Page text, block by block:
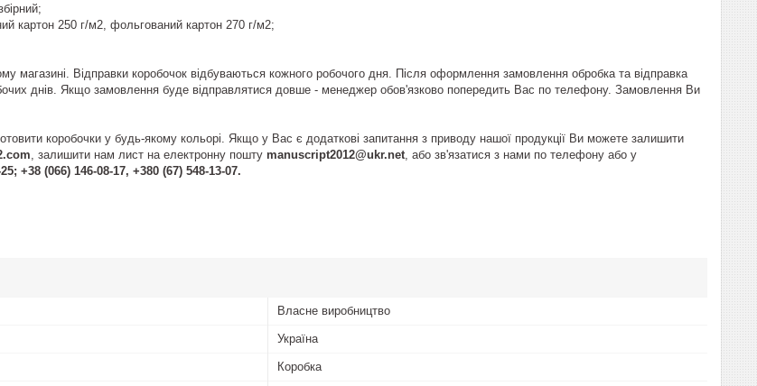
картон 250 г/м2, фольгований картон 270 г/м2;
магазині. Відправки коробочок відбуваються кожного робочого дня. Після оформлення замовлення обробка та відправка
днів. Якщо замовлення буде відправлятися довше - менеджер обов'язково попередить Вас по телефону. Замовлення Ви
коробочки у будь-якому кольорі. Якщо у Вас є додаткові запитання з приводу нашої продукції Ви можете залишити
, залишити нам лист на електронну пошту manuscript2012@ukr.net , або зв'язатися з нами по телефону або у
+38 (066) 146-08-17, +380 (67) 548-13-07.
Власне виробництво
Україна
Коробка